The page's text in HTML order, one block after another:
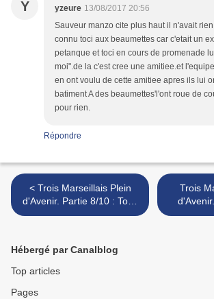
Y yzeure 13/08/2017 20:56
Sauveur manzo cite plus haut il n'avait
connu toci aux beaumettes car c'etait un
petanque et toci en cours de promenade
moi".de la c'est cree une amitiee.et
en ont voulu de cette amitiee apres ils lui
batiment A des beaumettes'l'ont roue de
pour rien.
Répondre
< Trois Marseillais Plein
d'Avenir. Partie 8/10 : Toci,
le Mat, le Belge... Marseille
Trois
Francis le
Hébergé par Canalblog
Top articles
Pages